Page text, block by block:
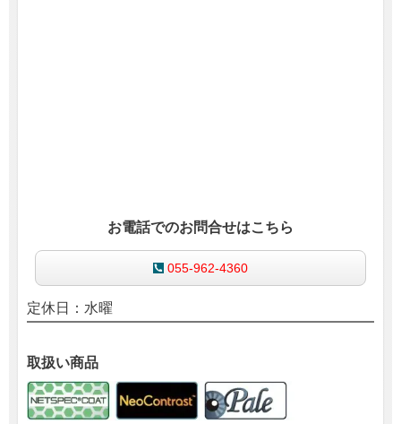
お電話でのお問合せはこちら
055-962-4360
定休日：水曜
取扱い商品